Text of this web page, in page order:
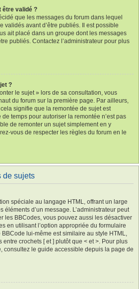
être validé ?
que les messages du forum dans lequel
validés avant d’être publiés. Il est possible
ait placé dans un groupe dont les messages
publiés. Contactez l’administrateur pour plus
?
le sujet » lors de sa consultation, vous
du forum sur la première page. Par ailleurs,
signifie que la remontée de sujet est
temps pour autoriser la remontée n’est pas
de remonter un sujet simplement en y
vous de respecter les règles du forum en le
de sujets
spéciale au langage HTML, offrant un large
éléments d’un message. L’administrateur peut
les BBCodes, vous pouvez aussi les désactiver
en utilisant l’option appropriée du formulaire
lui-même est similaire au style HTML,
crochets [ et ] plutôt que < et >. Pour plus
consultez le guide accessible depuis la page de